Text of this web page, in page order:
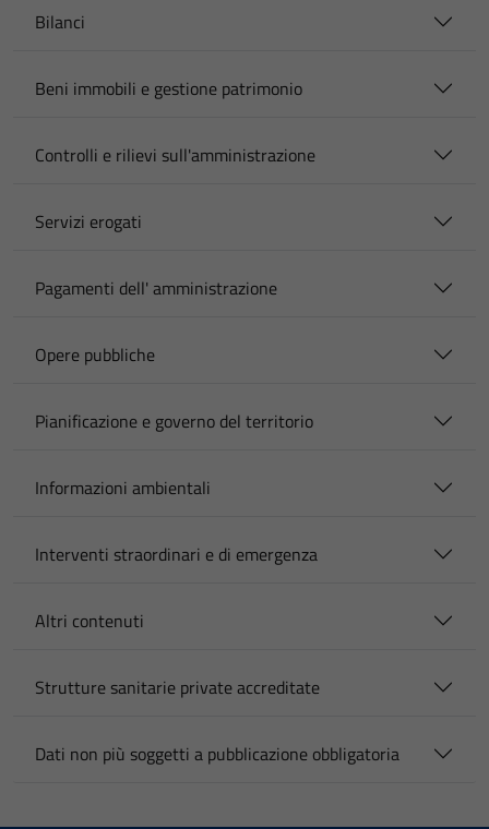
Bilanci
Beni immobili e gestione patrimonio
Controlli e rilievi sull'amministrazione
Servizi erogati
Pagamenti dell' amministrazione
Opere pubbliche
Pianificazione e governo del territorio
Informazioni ambientali
Interventi straordinari e di emergenza
Altri contenuti
Strutture sanitarie private accreditate
Dati non più soggetti a pubblicazione obbligatoria